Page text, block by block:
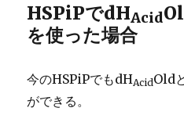
HSPiPでdHAcid
を使った場合
今のHSPiPでもdHAcidOld
ができる。